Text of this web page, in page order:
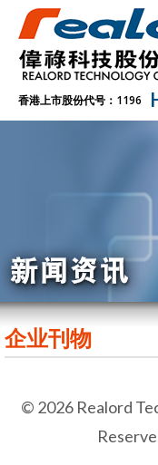
香港上市股份代号：1196
企业刊物
© 2026 Realord